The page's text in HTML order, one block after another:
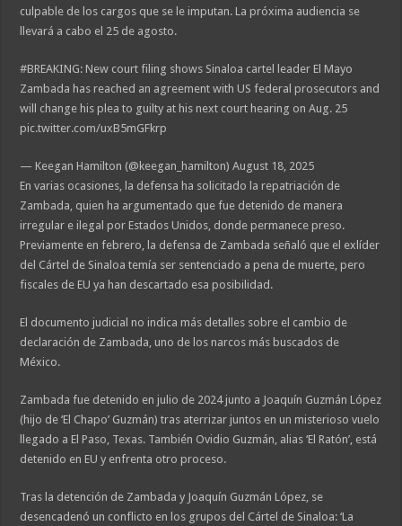
culpable de los cargos que se le imputan. La próxima audiencia se
llevará a cabo el 25 de agosto.
#BREAKING: New court filing shows Sinaloa cartel leader El Mayo
Zambada has reached an agreement with US federal prosecutors and
will change his plea to guilty at his next court hearing on Aug. 25
pic.twitter.com/uxB5mGFkrp
— Keegan Hamilton (@keegan_hamilton) August 18, 2025
En varias ocasiones, la defensa ha solicitado la repatriación de
Zambada, quien ha argumentado que fue detenido de manera
irregular e ilegal por Estados Unidos, donde permanece preso.
Previamente en febrero, la defensa de Zambada señaló que el exlíder
del Cártel de Sinaloa temía ser sentenciado a pena de muerte, pero
fiscales de EU ya han descartado esa posibilidad.
El documento judicial no indica más detalles sobre el cambio de
declaración de Zambada, uno de los narcos más buscados de
México.
Zambada fue detenido en julio de 2024 junto a Joaquín Guzmán López
(hijo de ‘El Chapo’ Guzmán) tras aterrizar juntos en un misterioso vuelo
llegado a El Paso, Texas. También Ovidio Guzmán, alias ‘El Ratón’, está
detenido en EU y enfrenta otro proceso.
Tras la detención de Zambada y Joaquín Guzmán López, se
desencadenó un conflicto en los grupos del Cártel de Sinaloa: ‘La